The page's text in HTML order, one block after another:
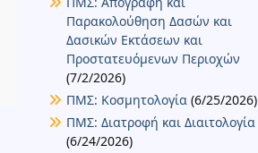
Παρακολούθηση Δασών και
Δασικών Εκτάσεων και
Προστατευόμενων Περιοχών
(7/2/2026)
ΠΜΣ: Κοσμητολογία (6/25/2026)
ΠΜΣ: Διατροφή και Διαιτολογία
(6/24/2026)